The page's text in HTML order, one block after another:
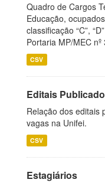
Quadro de Cargos
Educação,
classificação “C”,
Portaria MP/MEC nº
CSV
Editais
Relação dos editais
vagas na Unifei.
CSV
Estagiários